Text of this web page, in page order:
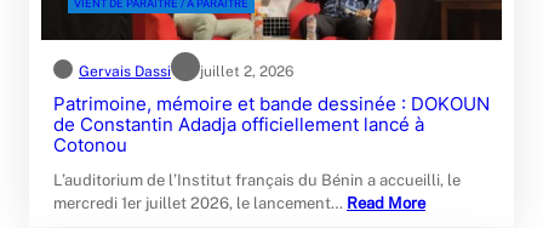
VIENT DE PARAITRE / A PARAITRE
Gervais Dassi juillet 2, 2026
Patrimoine, mémoire et bande dessinée : DOKOUN
de Constantin Adadja officiellement lancé à
Cotonou
L’auditorium de l’Institut français du Bénin a accueilli, le
mercredi 1er juillet 2026, le lancement… Read More